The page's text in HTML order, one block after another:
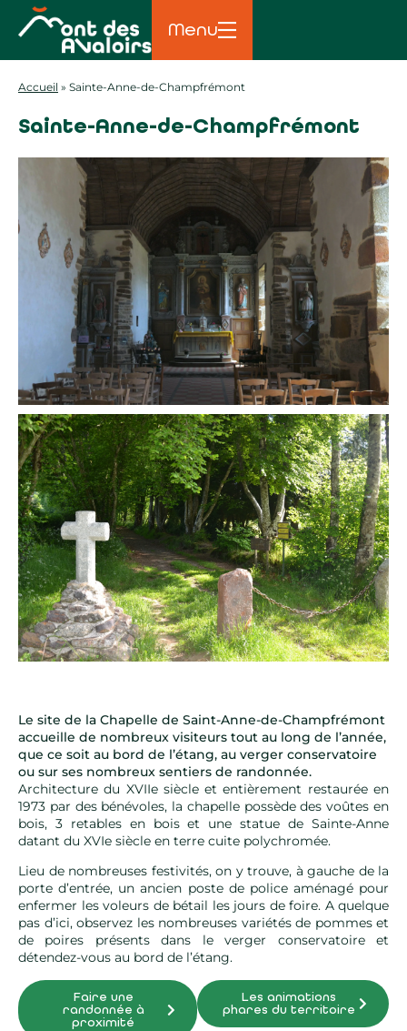
Menu
Accueil » Sainte-Anne-de-Champfrémont
Sainte-Anne-de-Champfrémont
Le site de la Chapelle de Saint-Anne-de-Champfrémont
accueille de nombreux visiteurs tout au long de l’année,
que ce soit au bord de l’étang, au verger conservatoire
ou sur ses nombreux sentiers de randonnée.
Architecture du XVIIe siècle et entièrement restaurée en
1973 par des bénévoles, la chapelle possède des voûtes en
bois, 3 retables en bois et une statue de Sainte-Anne
datant du XVIe siècle en terre cuite polychromée.
Lieu de nombreuses festivités, on y trouve, à gauche de la
porte d’entrée, un ancien poste de police aménagé pour
enfermer les voleurs de bétail les jours de foire. A quelque
pas d’ici, observez les nombreuses variétés de pommes et
de poires présents dans le verger conservatoire et
détendez-vous au bord de l’étang.
Faire une
randonnée à
proximité
Les animations
phares du territoire